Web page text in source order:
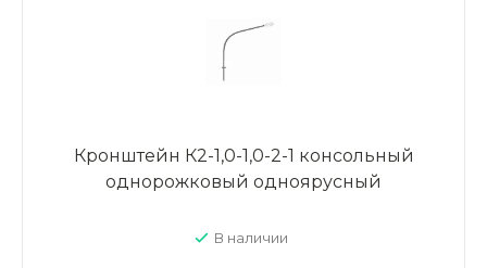
Кронштейн К2-1,0-1,0-2-1 консольный
однорожковый одноярусный
В наличии